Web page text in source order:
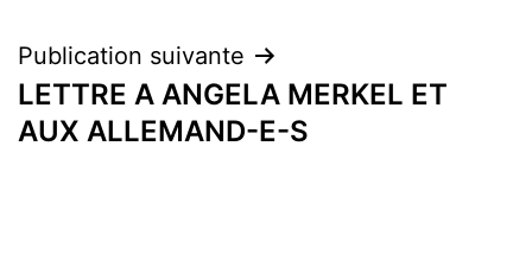
Publication suivante
LETTRE A ANGELA MERKEL ET
AUX ALLEMAND-E-S